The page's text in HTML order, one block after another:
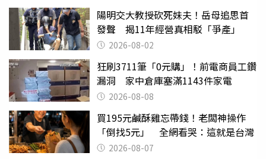
陽明交大教授砍死妹夫！岳母追思首
發聲 揭11年經營真相駁「爭產」
2026-08-02
狂刷3711筆「0元購」！前電商員工鑽
漏洞 家中倉庫塞滿1143件家電
2026-08-08
買195元鹹酥雞忘帶錢！老闆神操作
「倒找5元」 全網看哭：這就是台灣
2026-08-07